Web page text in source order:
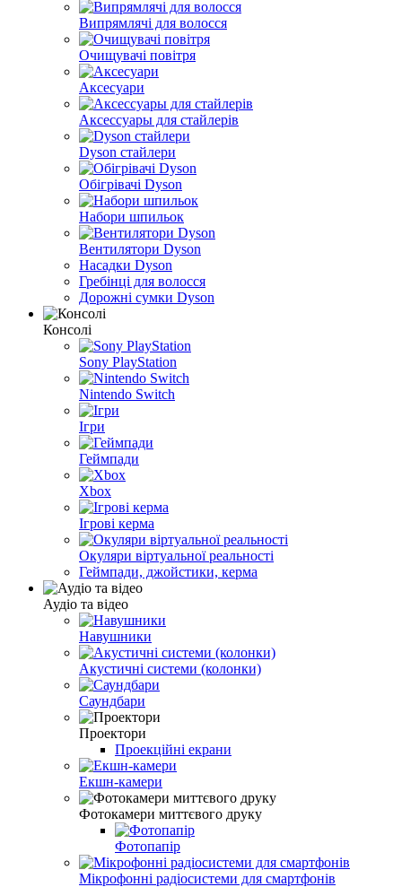
Випрямлячі для волосся
Очищувачі повітря
Аксесуари
Аксессуары для стайлерів
Dyson стайлери
Обігрівачі Dyson
Набори шпильок
Вентилятори Dyson
Насадки Dyson
Гребінці для волосся
Дорожні сумки Dyson
Консолі
Sony PlayStation
Nintendo Switch
Ігри
Геймпади
Xbox
Ігрові керма
Окуляри віртуальної реальності
Геймпади, джойстики, керма
Аудіо та відео
Навушники
Акустичні системи (колонки)
Саундбари
Проектори
Проекційні екрани
Екшн-камери
Фотокамери миттєвого друку
Фотопапір
Мікрофонні радіосистеми для смартфонів